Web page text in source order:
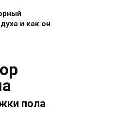
и как он
пола